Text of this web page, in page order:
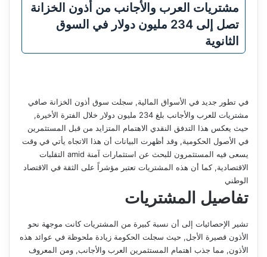
مشتريات العرب والأجانب من أذون الخزانة
تصل إلى 234 مليون دولار في السوق
الثانوية
في تطور جديد في الأسواق المالية, سجلت سوق أذون الخزانة صافي
مشتريات للعرب والأجانب بلغ 234 مليون دولار خلال الفترة الأخيرة,
حيث يعكس هذا التدفق النقدي الاهتمام المتزايد من قبل المستثمرين
في الأصول الحكومية, وقد أظهرت البيانات أن هذا الاتجاه يأتي في وقت
يسعى فيه المستثمرون للبحث عن استثمارات آمنة amid التقلبات
الاقتصادية, كما أن هذه المشتريات تعتبر مؤشراً على الثقة في الاقتصاد
الوطني
تفاصيل المشتريات
تشير الإحصائيات إلى أن نسبة كبيرة من المشتريات كانت موجهة نحو
الأذون قصيرة الأجل, حيث سجلت الحكومة زيادة ملحوظة في عوائد هذه
الأذون, مما جذب اهتمام المستثمرين العرب والأجانب, ومن المعروف